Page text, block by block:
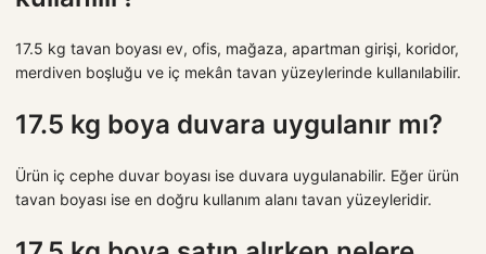
17.5 kg tavan boyası ev, ofis, mağaza, apartman girişi, koridor,
merdiven boşluğu ve iç mekân tavan yüzeylerinde kullanılabilir.
17.5 kg boya duvara uygulanır mı?
Ürün iç cephe duvar boyası ise duvara uygulanabilir. Eğer ürün
tavan boyası ise en doğru kullanım alanı tavan yüzeyleridir.